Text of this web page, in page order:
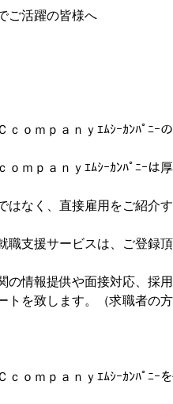
ご活躍の皆様へ
ｃｏｍｐａｎｙｴﾑｼｰｶﾝﾊﾟﾆｰ
ｏｍｐａｎｙｴﾑｼｰｶﾝﾊﾟﾆｰは
はなく、直接雇用をご紹介
職支援サービスは、ご登録
の情報提供や面接対応、採
トを致します。（求職者の
ｃｏｍｐａｎｙｴﾑｼｰｶﾝﾊﾟﾆｰ